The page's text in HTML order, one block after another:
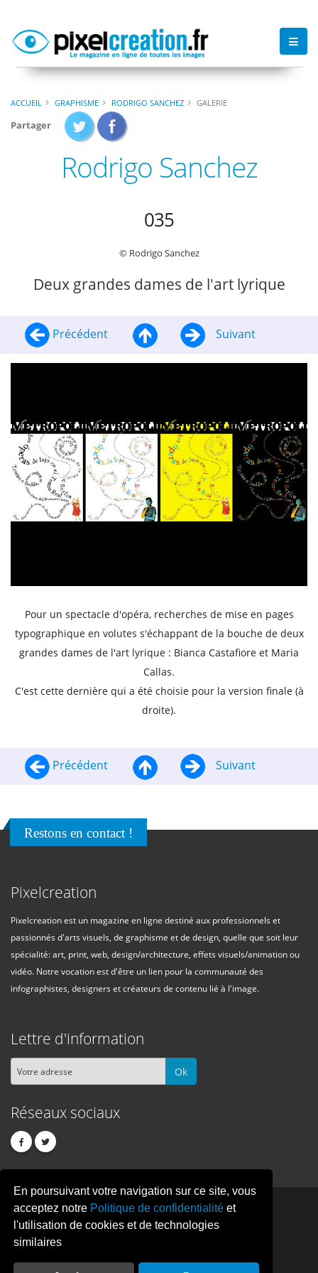
En poursuivant votre navigation sur ce site, vous
acceptez notre Politique de confidentialité et
l'utilisation de cookies et de technologies
similaires
ACCUEIL GRAPHISME RODRIGO SANCHEZ GALERIE
Partager
Rodrigo Sanchez
035
© Rodrigo Sanchez
Deux grandes dames de l'art lyrique
Précédent Suivant
Pour un spectacle d'opéra, recherches de mise en pages
typographique en volutes s'échappant de la bouche de deux
grandes dames de l'art lyrique : Bianca Castafiore et Maria
Callas.
C'est cette dernière qui a été choisie pour la version finale (à
droite).
Précédent Suivant
Restons en contact !
Pixelcreation
Pixelcreation est un magazine en ligne destiné aux professionnels et
passionnés d'arts visuels, de graphisme et de design, quelle que soit leur
spécialité: art, print, web, design/architecture, effets visuels/animation ou
vidéo. Notre vocation est d'être un lien pour la communauté des
infographistes, designers et créateurs de contenu lié à l'image.
Lettre d'information
Ok
Réseaux sociaux
PIXELCREATION